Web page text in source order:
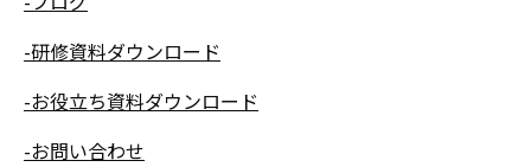
-研修資料ダウンロード
-お役立ち資料ダウンロード
-お問い合わせ